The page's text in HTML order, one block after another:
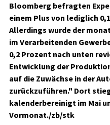
Bloomberg befragten
einem Plus von lediglich
Allerdings wurde der
im Verarbeitenden
0,2 Prozent nach unten
Entwicklung der
auf die Zuwächse in der
zurückzuführen." Dort
kalenderbereinigt im Mai
Vormonat./zb/stk